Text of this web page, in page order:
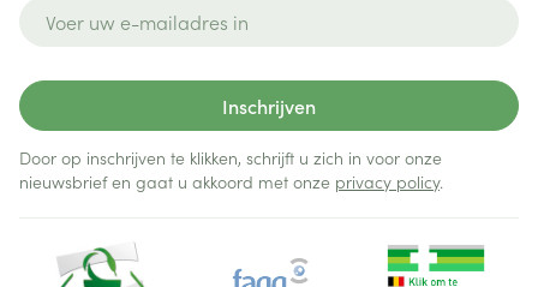
Inschrijven
Door op inschrijven te klikken, schrijft u zich in voor onze
nieuwsbrief en gaat u akkoord met onze privacy policy.